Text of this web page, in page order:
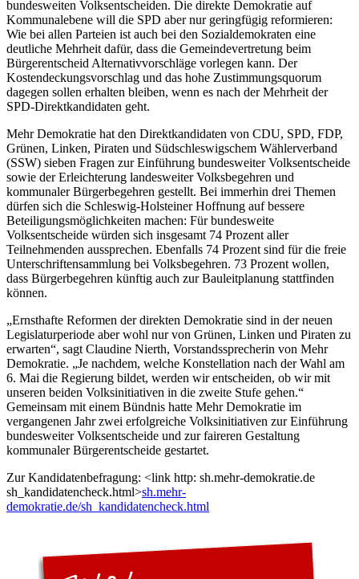
bundesweiten Volksentscheiden. Die direkte Demokratie auf
Kommunalebene will die SPD aber nur geringfügig reformieren:
Wie bei allen Parteien ist auch bei den Sozialdemokraten eine
deutliche Mehrheit dafür, dass die Gemeindevertretung beim
Bürgerentscheid Alternativvorschläge vorlegen kann. Der
Kostendeckungsvorschlag und das hohe Zustimmungsquorum
dagegen sollen erhalten bleiben, wenn es nach der Mehrheit der
SPD-Direktkandidaten geht.
Mehr Demokratie hat den Direktkandidaten von CDU, SPD, FDP,
Grünen, Linken, Piraten und Südschleswigschem Wählerverband
(SSW) sieben Fragen zur Einführung bundesweiter Volksentscheide
sowie der Erleichterung landesweiter Volksbegehren und
kommunaler Bürgerbegehren gestellt. Bei immerhin drei Themen
dürfen sich die Schleswig-Holsteiner Hoffnung auf bessere
Beteiligungsmöglichkeiten machen: Für bundesweite
Volksentscheide würden sich insgesamt 74 Prozent aller
Teilnehmenden aussprechen. Ebenfalls 74 Prozent sind für die freie
Unterschriftensammlung bei Volksbegehren. 73 Prozent wollen,
dass Bürgerbegehren künftig auch zur Bauleitplanung stattfinden
können.
„Ernsthafte Reformen der direkten Demokratie sind in der neuen
Legislaturperiode aber wohl nur von Grünen, Linken und Piraten zu
erwarten“, sagt Claudine Nierth, Vorstandssprecherin von Mehr
Demokratie. „Je nachdem, welche Konstellation nach der Wahl am
6. Mai die Regierung bildet, werden wir entscheiden, ob wir mit
unseren beiden Volksinitiativen in die zweite Stufe gehen.“
Gemeinsam mit einem Bündnis hatte Mehr Demokratie im
vergangenen Jahr zwei erfolgreiche Volksinitiativen zur Einführung
bundesweiter Volksentscheide und zur faireren Gestaltung
kommunaler Bürgerentscheide gestartet.
Zur Kandidatenbefragung: <link http: sh.mehr-demokratie.de
sh_kandidatencheck.html>sh.mehr-
demokratie.de/sh_kandidatencheck.html